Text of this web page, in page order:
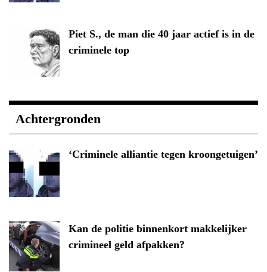
Piet S., de man die 40 jaar actief is in de
criminele top
Achtergronden
‘Criminele alliantie tegen kroongetuigen’
Kan de politie binnenkort makkelijker
crimineel geld afpakken?